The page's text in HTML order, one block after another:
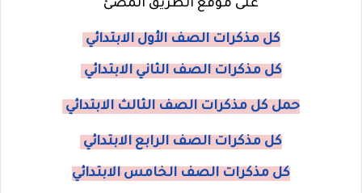
على موقع الطريق المضئ
كل مذكرات الصف الأول الابتدائي
كل مذكرات الصف الثاني الابتدائي
حمل كل مذكرات الصف الثالث الابتدائي
كل مذكرات الصف الرابع الابتدائي
كل مذكرات الصف الخامس الابتدائي